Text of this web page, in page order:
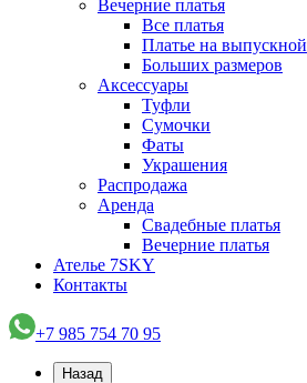
Вечерние платья
Все платья
Платье на выпускной
Больших размеров
Аксессуары
Туфли
Сумочки
Фаты
Украшения
Распродажа
Аренда
Свадебные платья
Вечерние платья
Ателье 7SKY
Контакты
+7 985 754 70 95
Назад